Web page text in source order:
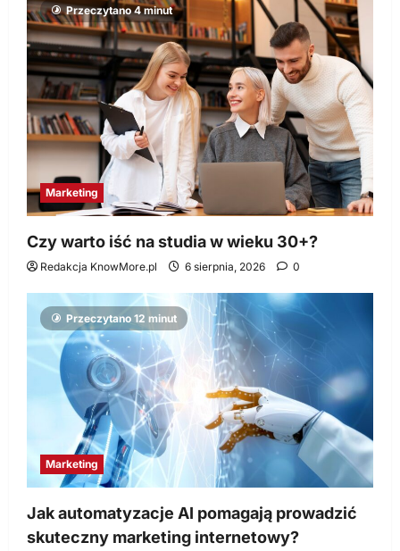
Przeczytano 4 minut
Marketing
Czy warto iść na studia w wieku 30+?
Redakcja KnowMore.pl 6 sierpnia, 2026 0
Przeczytano 12 minut
Marketing
Jak automatyzacje AI pomagają prowadzić
skuteczny marketing internetowy?